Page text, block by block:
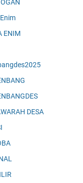
ENIM
DESA